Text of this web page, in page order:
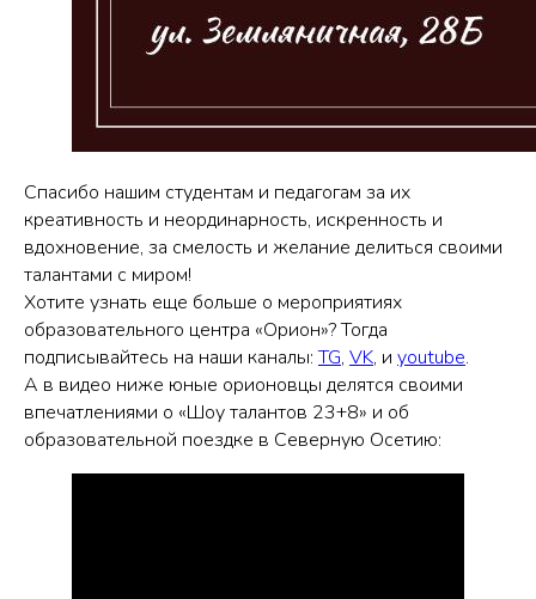
Спасибо нашим студентам и педагогам за их
креативность и неординарность, искренность и
вдохновение, за смелость и желание делиться своими
талантами с миром!
Хотите узнать еще больше о мероприятиях
образовательного центра «Орион»? Тогда
подписывайтесь на наши каналы:TG, VK, и youtube.
А в видео ниже юные орионовцы делятся своими
впечатлениями о «Шоу талантов 23+8» и об
образовательной поездке в Северную Осетию: